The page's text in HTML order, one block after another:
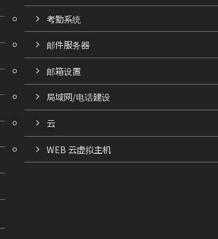
考勤系统
邮件服务器
邮箱设置
局域网/电话建设
云
WEB 云虚拟主机